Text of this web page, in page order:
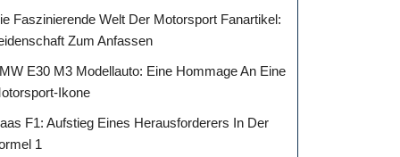
Faszinierende Welt Der Motorsport Fanartikel:
Zum Anfassen
E30 M3 Modellauto: Eine Hommage An Eine
Ikone
F1: Aufstieg Eines Herausforderers In Der
1